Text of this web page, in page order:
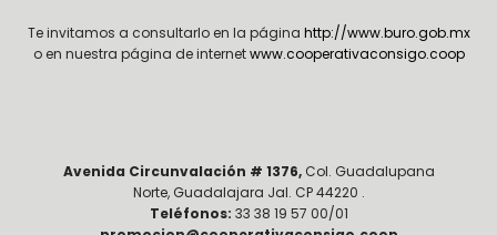
Te invitamos a consultarlo en la página http://www.buro.gob.mx
o en nuestra página de internetwww.cooperativaconsigo.coop
Avenida Circunvalación # 1376, Col. Guadalupana
Norte, Guadalajara Jal. CP 44220 .
Teléfonos: 33 38 19 57 00/01